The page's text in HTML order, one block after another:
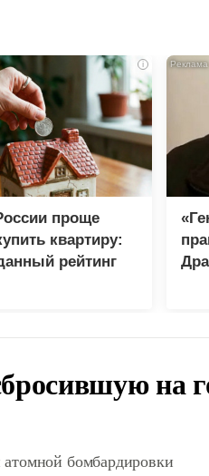
i
проще
квартиру:
рейтинг
на
бомбардировки